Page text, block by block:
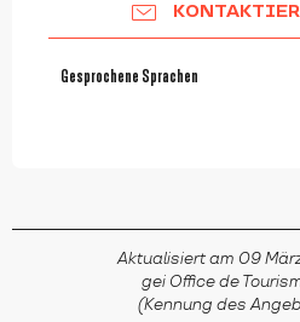
Gesprochene Sprachen
Gesprochene Sprachen
Aktualisiert am 09
gei Office de
(Kennung des